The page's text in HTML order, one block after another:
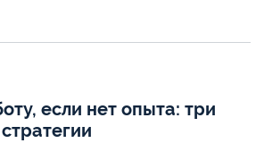
если нет опыта: три